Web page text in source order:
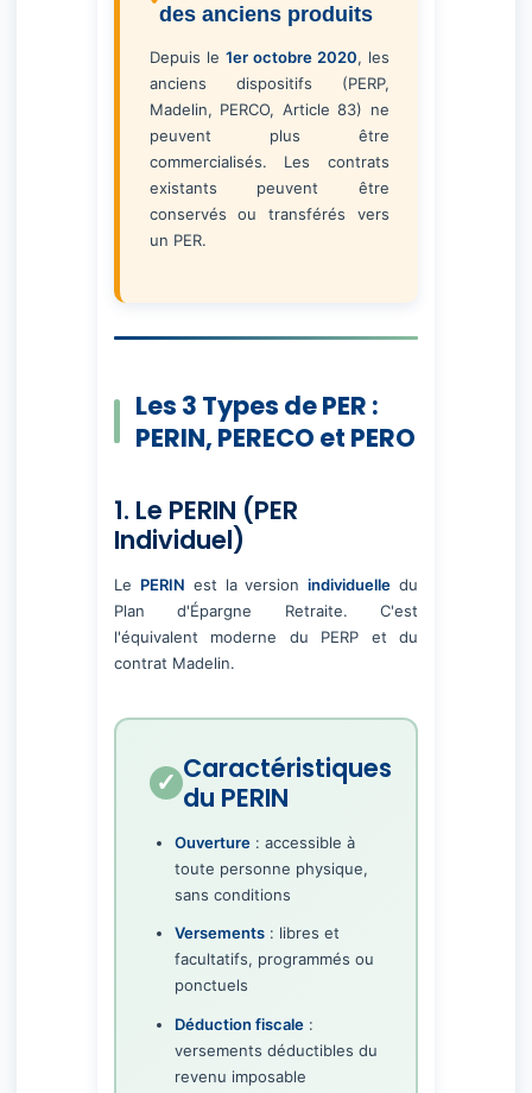
des anciens produits
Depuis le 1er octobre 2020, les
anciens dispositifs (PERP,
Madelin, PERCO, Article 83) ne
peuvent plus être
commercialisés. Les contrats
existants peuvent être
conservés ou transférés vers
un PER.
Les 3 Types de PER :
PERIN, PERECO et PERO
1. Le PERIN (PER
Individuel)
Le PERIN est la versionindividuelle du
Plan d'Épargne Retraite. C'est
l'équivalent moderne du PERP et du
contrat Madelin.
Caractéristiques
du PERIN
Ouverture : accessible à
toute personne physique,
sans conditions
Versements : libres et
facultatifs, programmés ou
ponctuels
Déduction fiscale :
versements déductibles du
revenu imposable